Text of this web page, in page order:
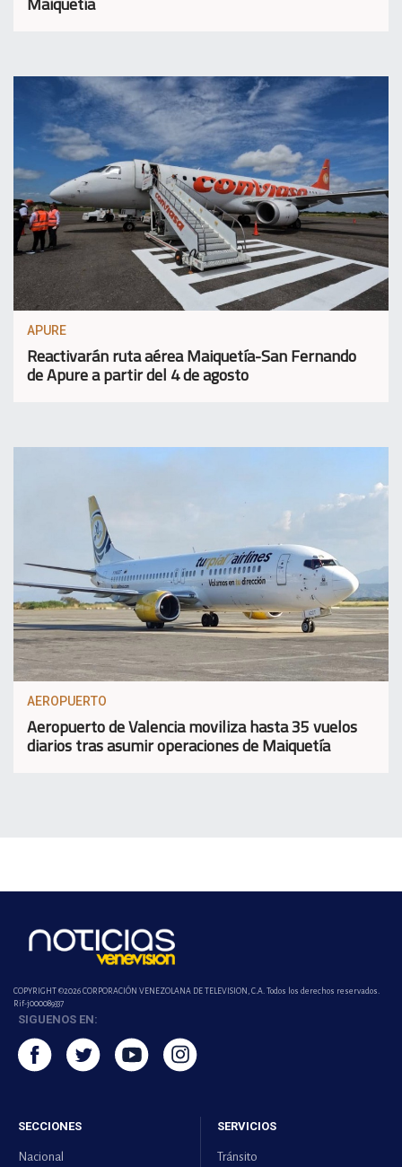
APURE
Reactivarán ruta aérea Maiquetía-San Fernando
de Apure a partir del 4 de agosto
AEROPUERTO
Aeropuerto de Valencia moviliza hasta 35 vuelos
diarios tras asumir operaciones de Maiquetía
COPYRIGHT ©2026 CORPORACIÓN VENEZOLANA DE TELEVISION, C.A. Todos los derechos reservados.
Rif-j000089337
SIGUENOS EN:
SECCIONES
Nacional
SERVICIOS
Tránsito